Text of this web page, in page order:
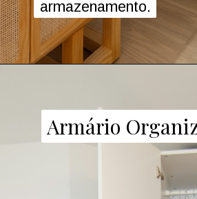
armazenamento.
armazenamento.
Armário
Armário